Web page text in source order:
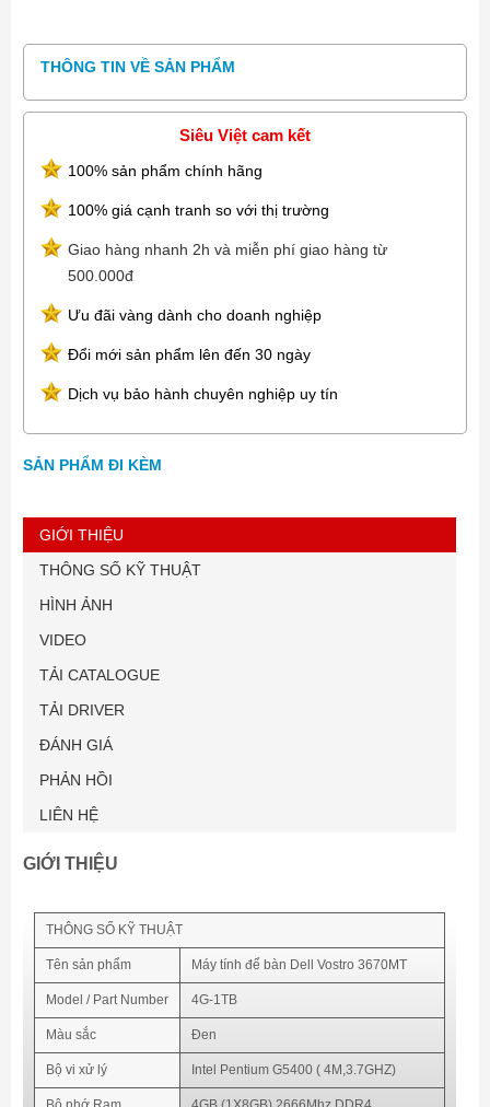
THÔNG TIN VỀ SẢN PHẨM
Siêu Việt cam kết
100% sản phẩm chính hãng
100% giá cạnh tranh so với thị trường
Giao hàng nhanh 2h và miễn phí giao hàng từ
500.000đ
Ưu đãi vàng dành cho doanh nghiệp
Đổi mới sản phẩm lên đến 30 ngày
Dịch vụ bảo hành chuyên nghiệp uy tín
SẢN PHẨM ĐI KÈM
GIỚI THIỆU
THÔNG SỐ KỸ THUẬT
HÌNH ẢNH
VIDEO
TẢI CATALOGUE
TẢI DRIVER
ĐÁNH GIÁ
PHẢN HỒI
LIÊN HỆ
GIỚI THIỆU
THÔNG SỐ KỸ THUẬT
Tên sản phẩm Máy tính để bàn Dell Vostro 3670MT
Model / Part Number 4G-1TB
Màu sắc Đen
Bộ vi xử lý Intel Pentium G5400 ( 4M,3.7GHZ)